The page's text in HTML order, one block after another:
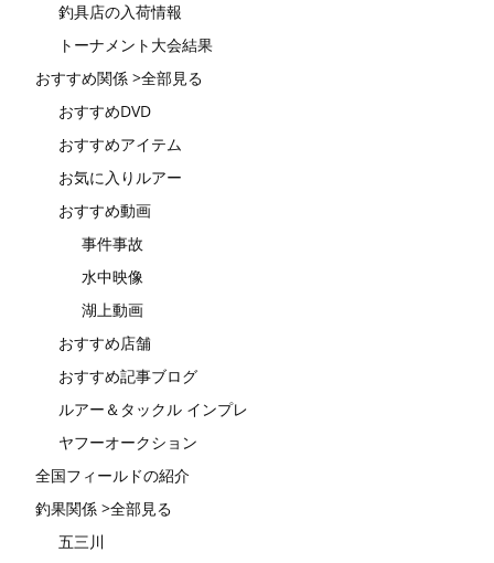
釣具店の入荷情報
トーナメント大会結果
おすすめ関係 >全部見る
おすすめDVD
おすすめアイテム
お気に入りルアー
おすすめ動画
事件事故
水中映像
湖上動画
おすすめ店舗
おすすめ記事ブログ
ルアー＆タックル インプレ
ヤフーオークション
全国フィールドの紹介
釣果関係 >全部見る
五三川